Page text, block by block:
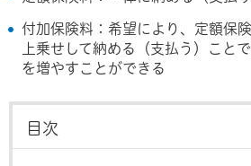
付加保険料：希望により、定額保
上乗せして納める（支払う）こと
を増やすことができる
目次